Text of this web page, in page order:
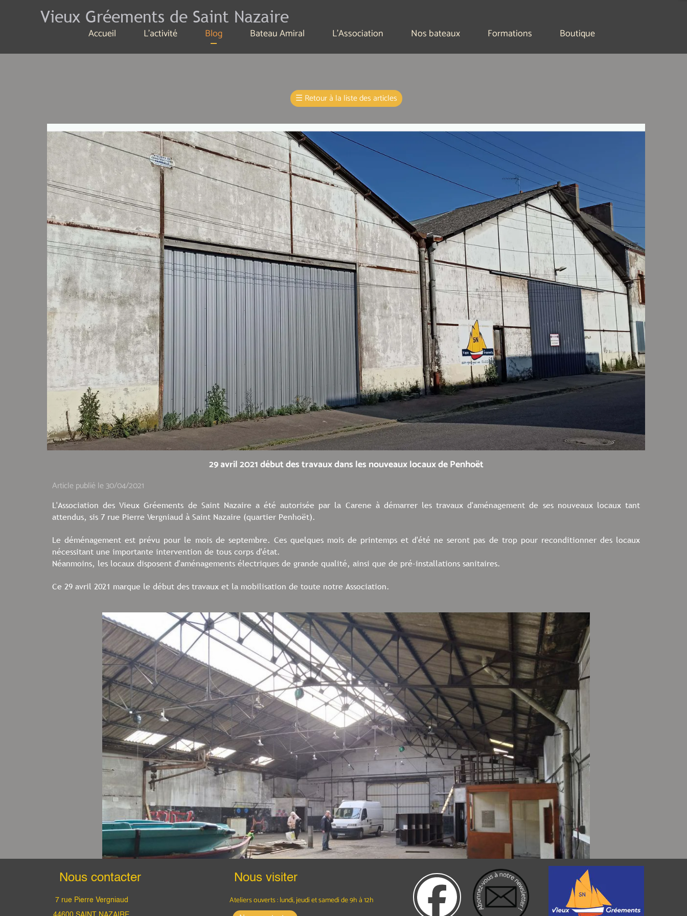
Accueil L'activité Blog Bateau Amiral L'Association Nos bateaux Formations Boutique
Vieux Gréements de Saint Nazaire
Nous contacter
7 rue Pierre Vergniaud
Nous visiter
Ateliers ouverts : lundi, jeudi et samedide 9h à 12h
☰ Retour à la liste des articles
29 avril 2021 début des travaux dans les nouveaux locaux de Penhoët
Article publié le 30/04/2021
L'Association des Vieux Gréements de Saint Nazaire a été autorisée par la Carene à démarrer les travaux d'aménagement de ses nouveaux locaux tant
attendus, sis 7 rue Pierre Vergniaud à Saint Nazaire (quartier Penhoët).
Le déménagement est prévu pour le mois de septembre. Ces quelques mois de printemps et d'été ne seront pas de trop pour reconditionner des locaux
nécessitant une importante intervention de tous corps d'état.
Néanmoins, les locaux disposent d'aménagements électriques de grande qualité, ainsi que de pré-installations sanitaires.
Ce 29 avril 2021 marque le début des travaux et la mobilisation de toute notre Association.